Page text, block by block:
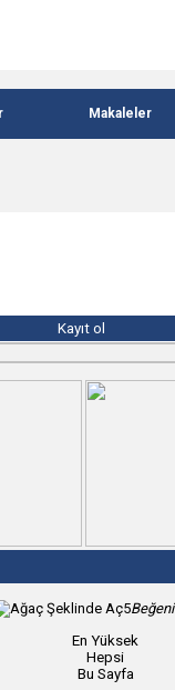
Makaleler
Kayıt ol
5Beğeni
En Yüksek
Hepsi
Bu Sayfa